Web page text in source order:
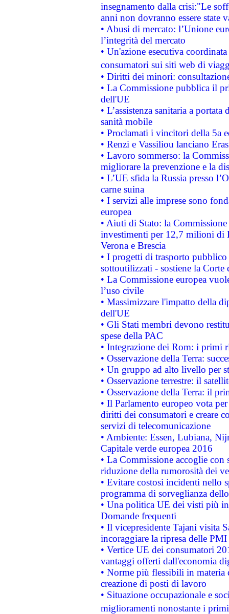
insegnamento dalla crisi:"Le
anni non dovranno essere state
• Abusi di mercato: l’Unione
l’integrità del mercato
• Un'azione esecutiva
consumatori sui siti web di
• Diritti dei minori:
• La Commissione pubblica il
dell'UE
• L’assistenza sanitaria a
sanità mobile
• Proclamati i vincitori della 5a
• Renzi e Vassiliou lanciano
• Lavoro sommerso: la
migliorare la prevenzione e la
• L’UE sfida la Russia presso
carne suina
• I servizi alle imprese sono
europea
• Aiuti di Stato: la
investimenti per 12,7 milioni di
Verona e Brescia
• I progetti di trasporto
sottoutilizzati - sostiene la Corte
• La Commissione europea
l’uso civile
• Massimizzare l'impatto della
dell'UE
• Gli Stati membri devono
spese della PAC
• Integrazione dei Rom: i primi
• Osservazione della Terra:
• Un gruppo ad alto livello per
• Osservazione terrestre: il
• Osservazione della Terra: il
• Il Parlamento europeo vota
diritti dei consumatori e creare
servizi di telecomunicazione
• Ambiente: Essen, Lubiana,
Capitale verde europea 2016
• La Commissione accoglie
riduzione della rumorosità dei
• Evitare costosi incidenti nello
programma di sorveglianza
• Una politica UE dei visti più
Domande frequenti
• Il vicepresidente Tajani visita
incoraggiare la ripresa delle
• Vertice UE dei consumatori
vantaggi offerti dall'economia
• Norme più flessibili in materia
creazione di posti di lavoro
• Situazione occupazionale e
miglioramenti nonostante i